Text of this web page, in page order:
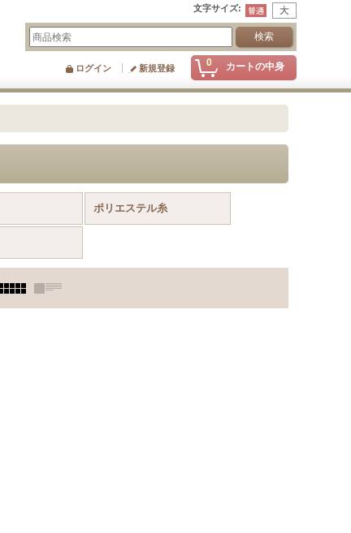
文字サイズ:
0 カートの中身
ログイン 新規登録
ポリエステル糸